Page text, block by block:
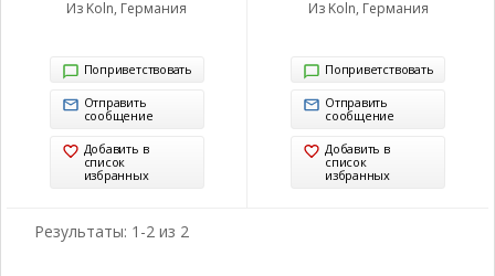
Из Koln, Германия
Поприветствовать
Отправить
сообщение
Добавить в
список
избранных
Из Koln, Германия
Поприветствовать
Отправить
сообщение
Добавить в
список
избранных
Результаты: 1-2 из 2